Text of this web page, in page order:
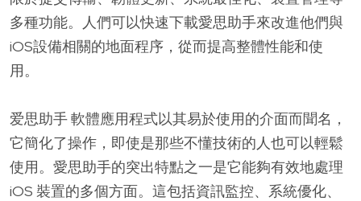
多種功能。人們可以快速下載愛思助手來改進他們與
iOS設備相關的地面程序，從而提高整體性能和使
用。
爱思助手 軟體應用程式以其易於使用的介面而聞名，
它簡化了操作，即使是那些不懂技術的人也可以輕鬆
使用。愛思助手的突出特點之一是它能夠有效地處理
iOS 裝置的多個方面。這包括資訊監控、系統優化、